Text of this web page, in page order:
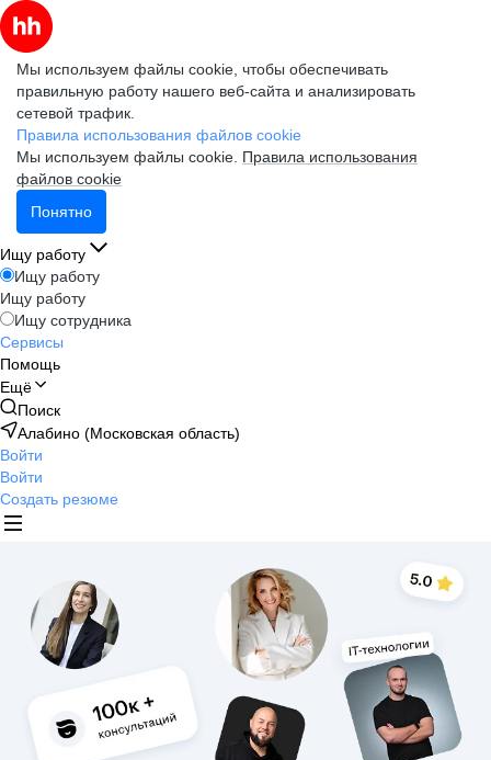
Мы используем файлы cookie, чтобы обеспечивать
правильную работу нашего веб-сайта и анализировать
сетевой трафик.
Правила использования файлов cookie
Мы используем файлы cookie. Правила использования
файлов cookie
Понятно
Ищу работу
Ищу работу
Ищу работу
Ищу сотрудника
Сервисы
Помощь
Ещё
Поиск
Алабино (Московская область)
Войти
Войти
Создать резюме